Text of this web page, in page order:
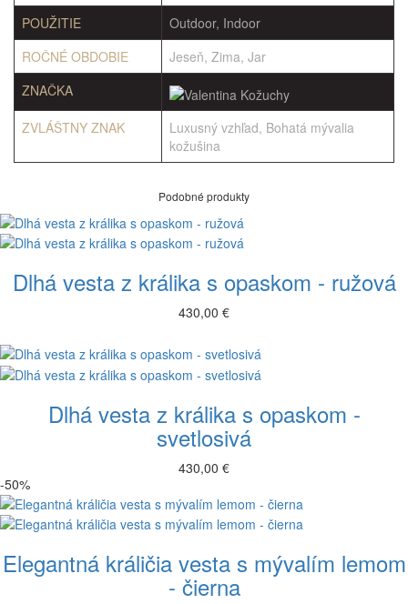
POUŽITIE
Outdoor, Indoor
ROČNÉ OBDOBIE
Jeseň, Zima, Jar
ZNAČKA
ZVLÁŠTNY ZNAK
Luxusný vzhľad, Bohatá mývalia
kožušina
Podobné produkty
Dlhá vesta z králika s opaskom - ružová
430,00 €
Dlhá vesta z králika s opaskom -
svetlosivá
430,00 €
-50%
Elegantná králičia vesta s mývalím lemom
- čierna